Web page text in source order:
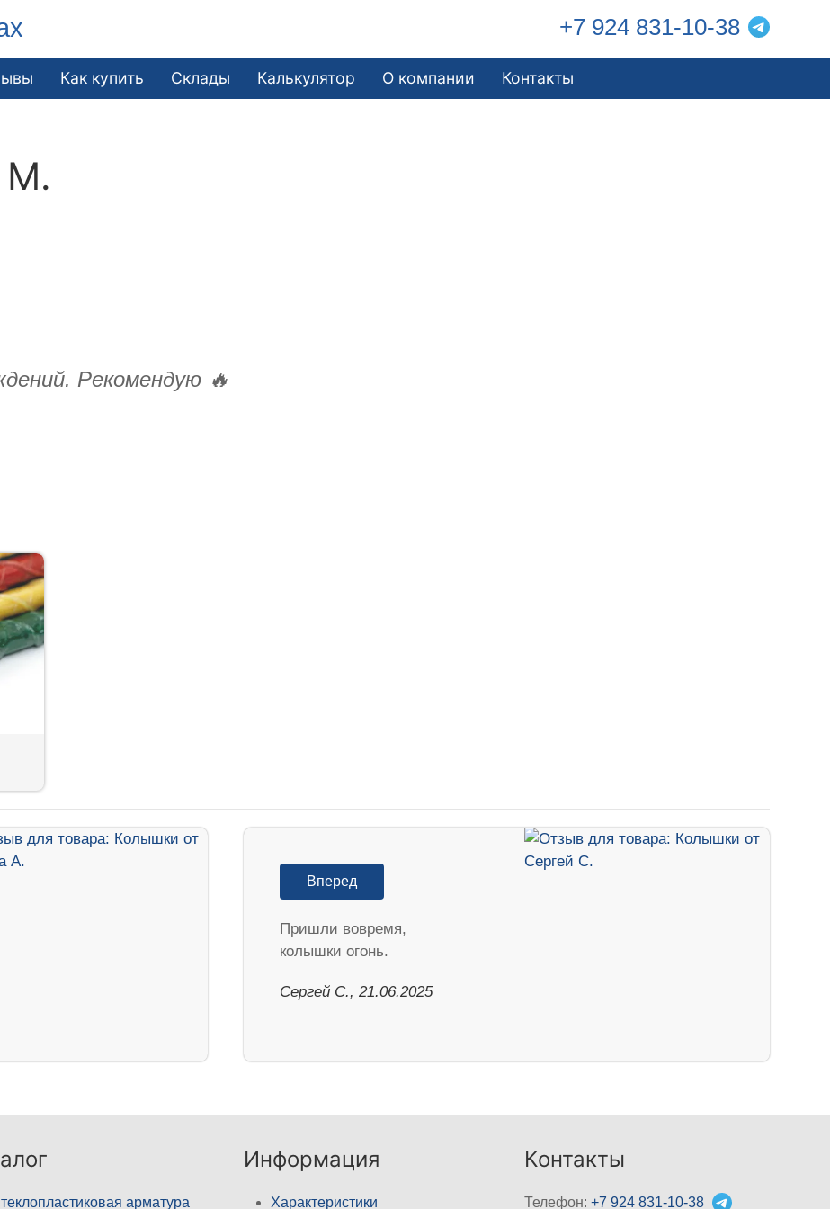
+7 924 831-10-38
Как купить Склады Калькулятор О компании Контакты
М.
Рекомендую 🔥
Вперед
Пришли вовремя,
колышки огонь.
Сергей С., 21.06.2025
арматура
Информация
Характеристики
Контакты
Телефон:+7 924 831-10-38